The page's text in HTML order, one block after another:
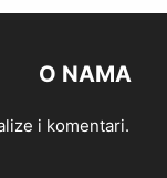
O NAMA
i komentari.